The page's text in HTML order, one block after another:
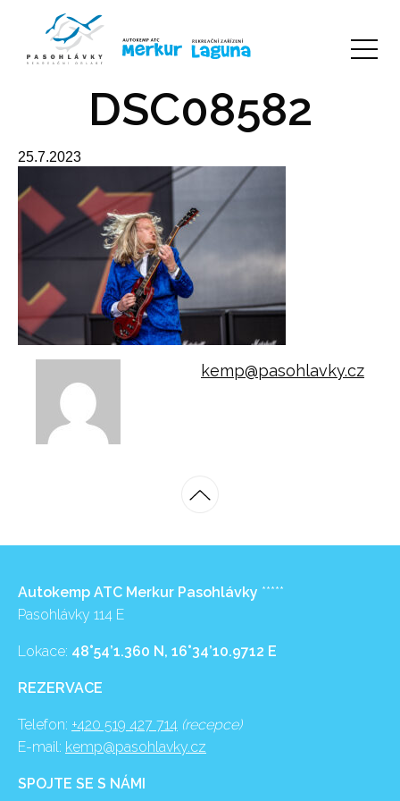
DSC08582
25.7.2023
kemp@pasohlavky.cz
Autokemp ATC Merkur Pasohlávky *****
Pasohlávky 114 E
Lokace: 48°54’1.360 N, 16°34’10.9712 E
REZERVACE
Telefon: +420 519 427 714 (recepce)
E-mail: kemp@pasohlavky.cz
SPOJTE SE S NÁMI